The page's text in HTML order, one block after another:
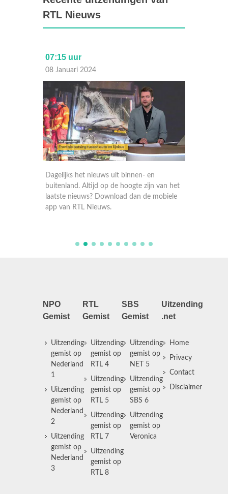
RTL Nieuws
07:15 uur
08 Januari 2024
Dagelijks het nieuws uit binnen- en
buitenland. Altijd op de hoogte zijn van het
laatste nieuws? Download dan de mobiele
app van RTL Nieuws.
NPO
Gemist
Uitzending
gemist op
Nederland
1
Uitzending
gemist op
Nederland
2
Uitzending
gemist op
Nederland
3
RTL
Gemist
Uitzending
gemist op
RTL 4
Uitzending
gemist op
RTL 5
Uitzending
gemist op
RTL 7
Uitzending
gemist op
RTL 8
SBS
Gemist
Uitzending
gemist op
NET 5
Uitzending
gemist op
SBS 6
Uitzending
gemist op
Veronica
Uitzending
.net
Home
Privacy
Contact
Disclaimer